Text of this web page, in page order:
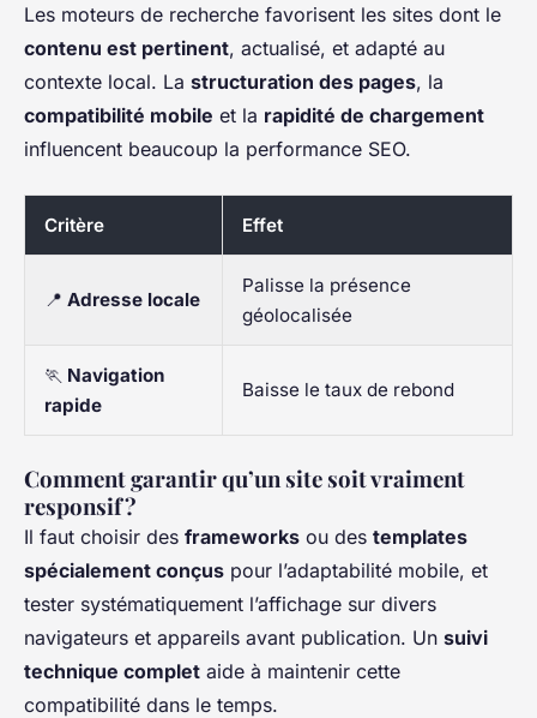
Les moteurs de recherche favorisent les sites dont le
contenu est pertinent, actualisé, et adapté au
contexte local. La structuration des pages, la
compatibilité mobile et la rapidité de chargement
influencent beaucoup la performance SEO.
Critère Effet
📍 Adresse locale
Palisse la présence
géolocalisée
🏃 Navigation
rapide
Baisse le taux de rebond
Comment garantir qu’un site soit vraiment
responsif ?
Il faut choisir des frameworks ou des templates
spécialement conçus pour l’adaptabilité mobile, et
tester systématiquement l’affichage sur divers
navigateurs et appareils avant publication. Un suivi
technique complet aide à maintenir cette
compatibilité dans le temps.